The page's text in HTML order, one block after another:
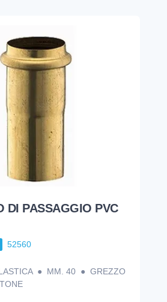
DI PASSAGGIO PVC
52560
● MM. 40 ● GREZZO